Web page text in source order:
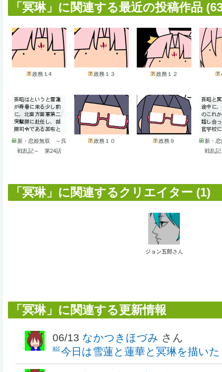
「冥琳」に関連する最近の投稿作品
政務１4 政務１３ 政務１２
新・恋姫無双 ～呉
戦乱記～ 第24話
政務１０ 政務９
新・
戦乱
「冥琳」に関連するクリエイター (1)
ジョン五郎さん
「冥琳」に関連する更新情報
06/13 なかつきほづみ さん
今日は雪蓮と蓮華と冥琳を描いた